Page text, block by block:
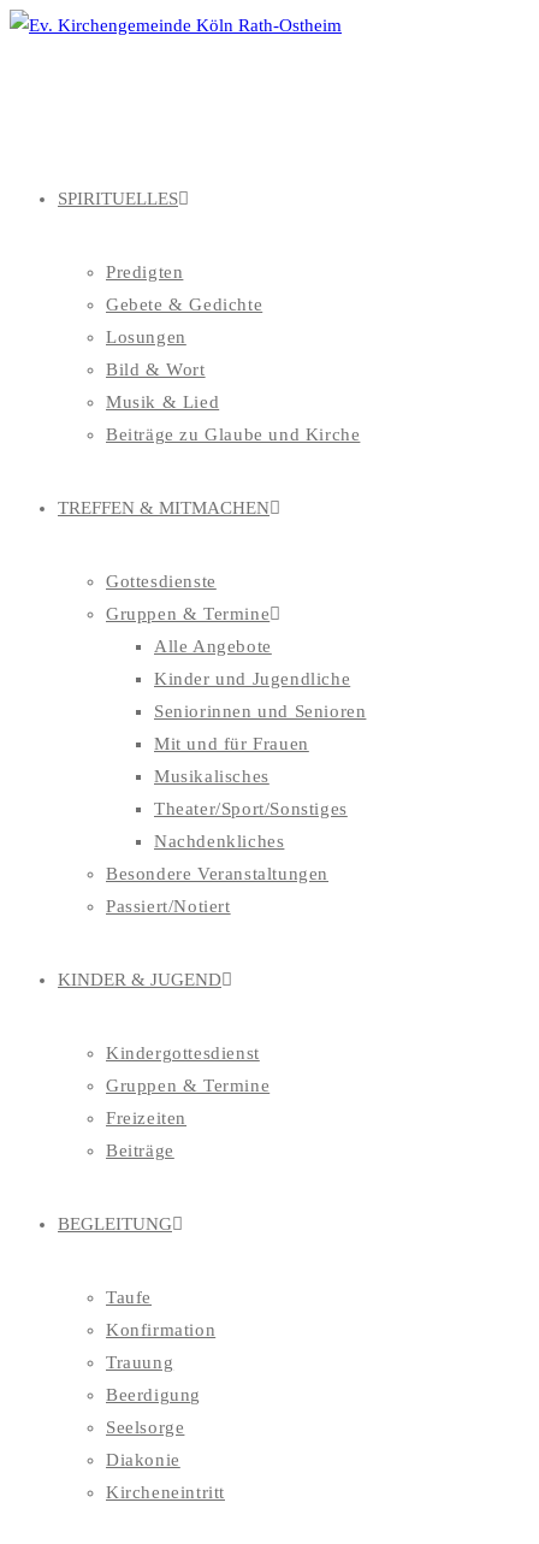
Zum
SPIRITUELLES
Predigten
Gebete & Gedichte
Losungen
Bild & Wort
Musik & Lied
Beiträge zu Glaube und Kirche
TREFFEN & MITMACHEN
Gottesdienste
Gruppen & Termine
Alle Angebote
Kinder und Jugendliche
Seniorinnen und Senioren
Mit und für Frauen
Musikalisches
Theater/Sport/Sonstiges
Nachdenkliches
Besondere Veranstaltungen
Passiert/Notiert
KINDER & JUGEND
Kindergottesdienst
Gruppen & Termine
Freizeiten
Beiträge
BEGLEITUNG
Taufe
Konfirmation
Trauung
Beerdigung
Seelsorge
Diakonie
Kircheneintritt